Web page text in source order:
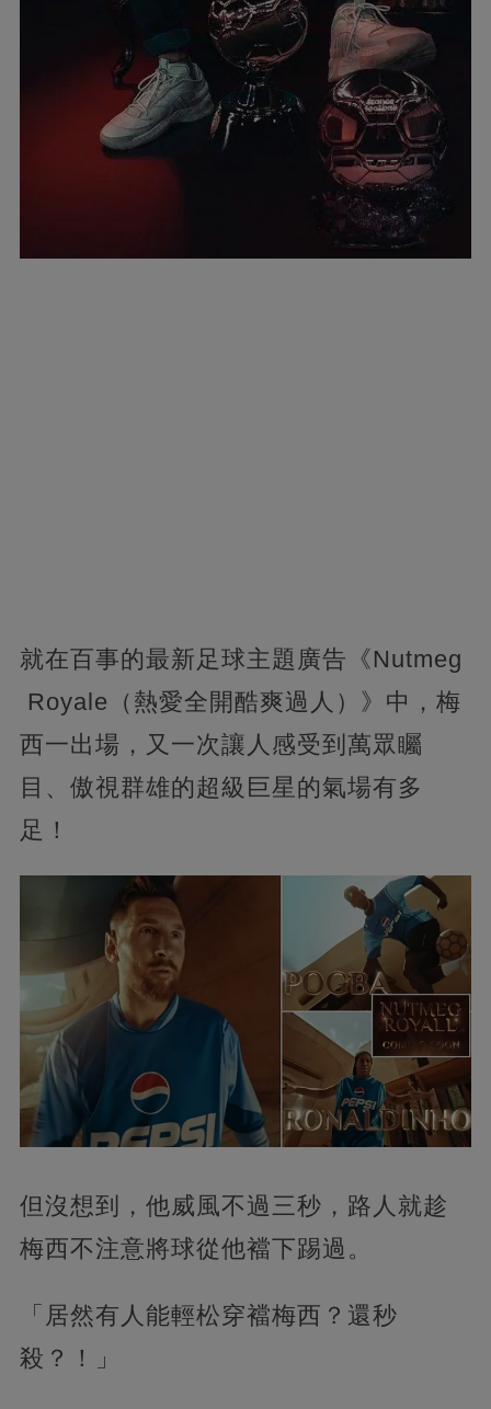
就在百事的最新足球主題廣告《Nutmeg
Royale（熱愛全開酷爽過人）》中，梅
西一出場，又一次讓人感受到萬眾矚
目、傲視群雄的超級巨星的氣場有多
足！
但沒想到，他威風不過三秒，路人就趁
梅西不注意將球從他襠下踢過。
「居然有人能輕松穿襠梅西？還秒
殺？！」